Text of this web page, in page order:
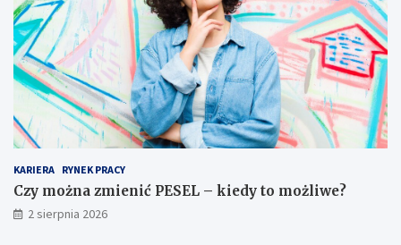
KARIERA RYNEK PRACY
Czy można zmienić PESEL – kiedy to możliwe?
2 sierpnia 2026